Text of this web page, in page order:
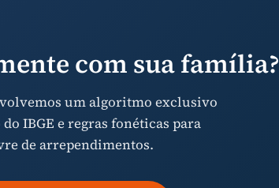
com sua família?
um algoritmo exclusivo
IBGE e regras fonéticas para
de arrependimentos.